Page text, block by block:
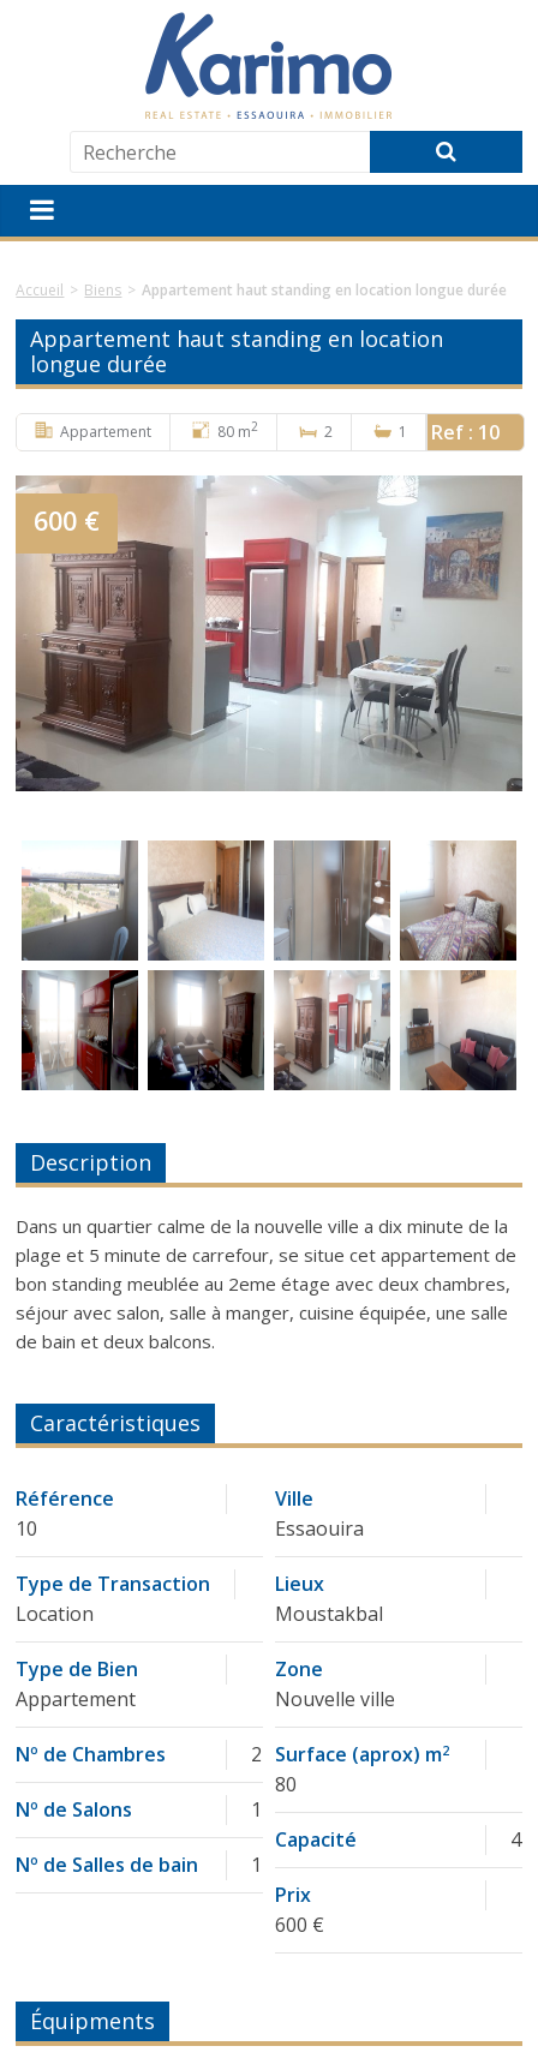
Accueil > Biens > Appartement haut standing en location longue durée
Appartement haut standing en location
longue durée
Appartement 80 m2 2 1 Ref : 10
600 €
Description
Dans un quartier calme de la nouvelle ville a dix minute de la
plage et 5 minute de carrefour, se situe cet appartement de
bon standing meublée au 2eme étage avec deux chambres,
séjour avec salon, salle à manger, cuisine équipée, une salle
de bain et deux balcons.
Caractéristiques
Référence
10
Type de Transaction
Location
Type de Bien
Appartement
Nº de Chambres 2
Nº de Salons 1
Nº de Salles de bain 1
Ville
Essaouira
Lieux
Moustakbal
Zone
Nouvelle ville
Surface (aprox) m2
80
Capacité 4
Prix
600 €
Équipments